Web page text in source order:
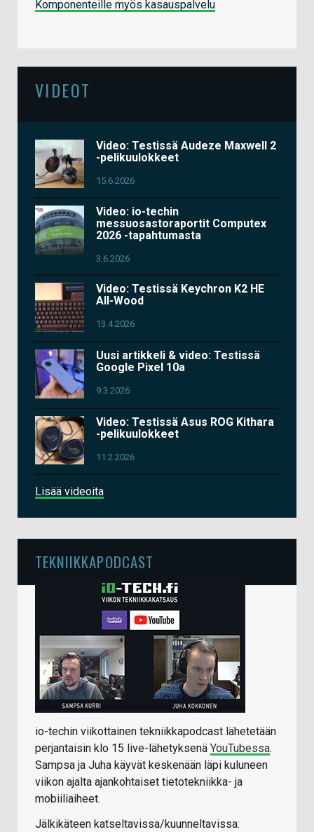
Komponenteille myös kasauspalvelu
VIDEOT
Video: Testissä Audeze Maxwell 2
-pelikuulokkeet
15.6.2026
Video: io-techin
messuosastoraportit Computex
2026 -tapahtumasta
3.6.2026
Video: Testissä Keychron K2 HE
All-Wood
13.4.2026
Uusi artikkeli & video: Testissä
Google Pixel 10a
9.3.2026
Video: Testissä Asus ROG Kithara
-pelikuulokkeet
11.2.2026
Lisää videoita
TEKNIIKKAPODCAST
io-techin viikottainen tekniikkapodcast lähetetään
perjantaisin klo 15 live-lähetyksenä YouTubessa.
Sampsa ja Juha käyvät keskenään läpi kuluneen
viikon ajalta ajankohtaiset tietotekniikka- ja
mobiiliaiheet.
Jälkikäteen katseltavissa/kuunneltavissa: